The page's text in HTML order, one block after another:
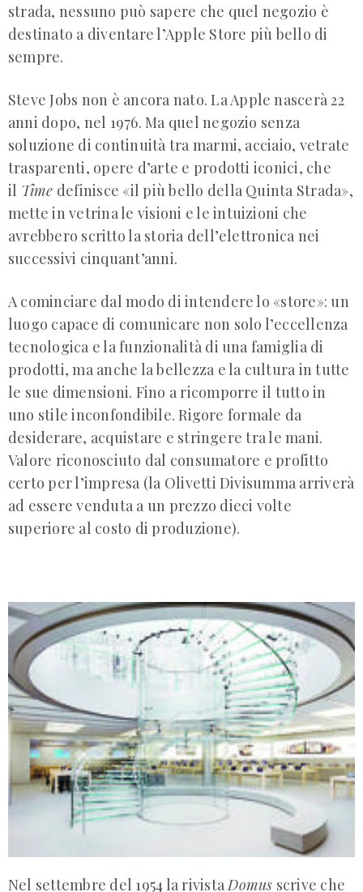
strada, nessuno può sapere che quel negozio è
destinato a diventare l’Apple Store più bello di
sempre.
Steve Jobs non è ancora nato. La Apple nascerà 22
anni dopo, nel 1976. Ma quel negozio senza
soluzione di continuità tra marmi, acciaio, vetrate
trasparenti, opere d’arte e prodotti iconici, che
il Time definisce «il più bello della Quinta Strada»,
mette in vetrina le visioni e le intuizioni che
avrebbero scritto la storia dell’elettronica nei
successivi cinquant’anni.
A cominciare dal modo di intendere lo «store»: un
luogo capace di comunicare non solo l’eccellenza
tecnologica e la funzionalità di una famiglia di
prodotti, ma anche la bellezza e la cultura in tutte
le sue dimensioni. Fino a ricomporre il tutto in
uno stile inconfondibile. Rigore formale da
desiderare, acquistare e stringere tra le mani.
Valore riconosciuto dal consumatore e profitto
certo per l’impresa (la Olivetti Divisumma arriverà
ad essere venduta a un prezzo dieci volte
superiore al costo di produzione).
Nel settembre del 1954 la rivista Domus scrive che